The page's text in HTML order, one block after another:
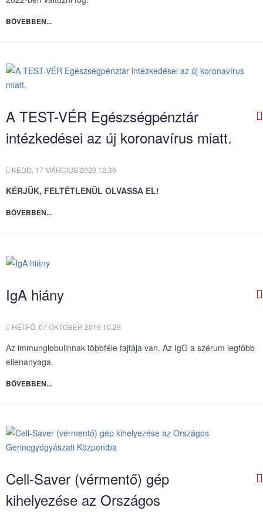
BŐVEBBEN...
A TEST-VÉR Egészségpénztár
intézkedései az új koronavírus miatt.
KEDD, 17 MÁRCIUS 2020 12:36
KÉRJÜK, FELTÉTLENÜL OLVASSA EL!
BŐVEBBEN...
IgA hiány
HÉTFŐ, 07 OKTÓBER 2019 10:29
Az immunglobulinnak többféle fajtája van. Az IgG a szérum legfőbb
ellenanyaga.
BŐVEBBEN...
Cell-Saver (vérmentő) gép
kihelyezése az Országos